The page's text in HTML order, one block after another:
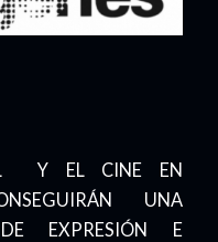
Y EL CINE EN
UNA
EXPRESIÓN E